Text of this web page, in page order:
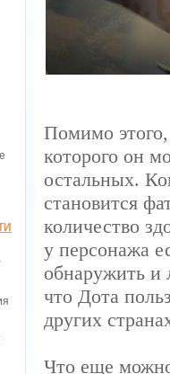
Помимо
которого он
остальных.
становится
количество
у персонажа
обнаружить и
что Дота
других
Что еще